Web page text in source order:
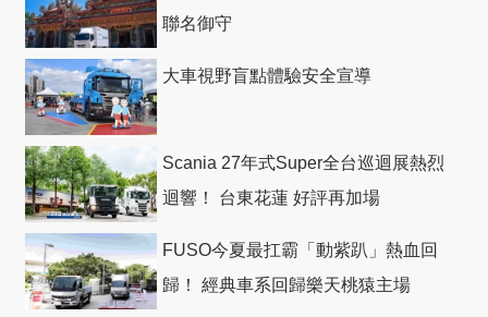
聯名御守
大車視野盲點體驗安全宣導
Scania 27年式Super全台巡迴展熱烈
迴響！ 台東花蓮 好評再加場
FUSO今夏最扛霸「動紫趴」熱血回
歸！ 經典車系回歸樂天桃猿主場